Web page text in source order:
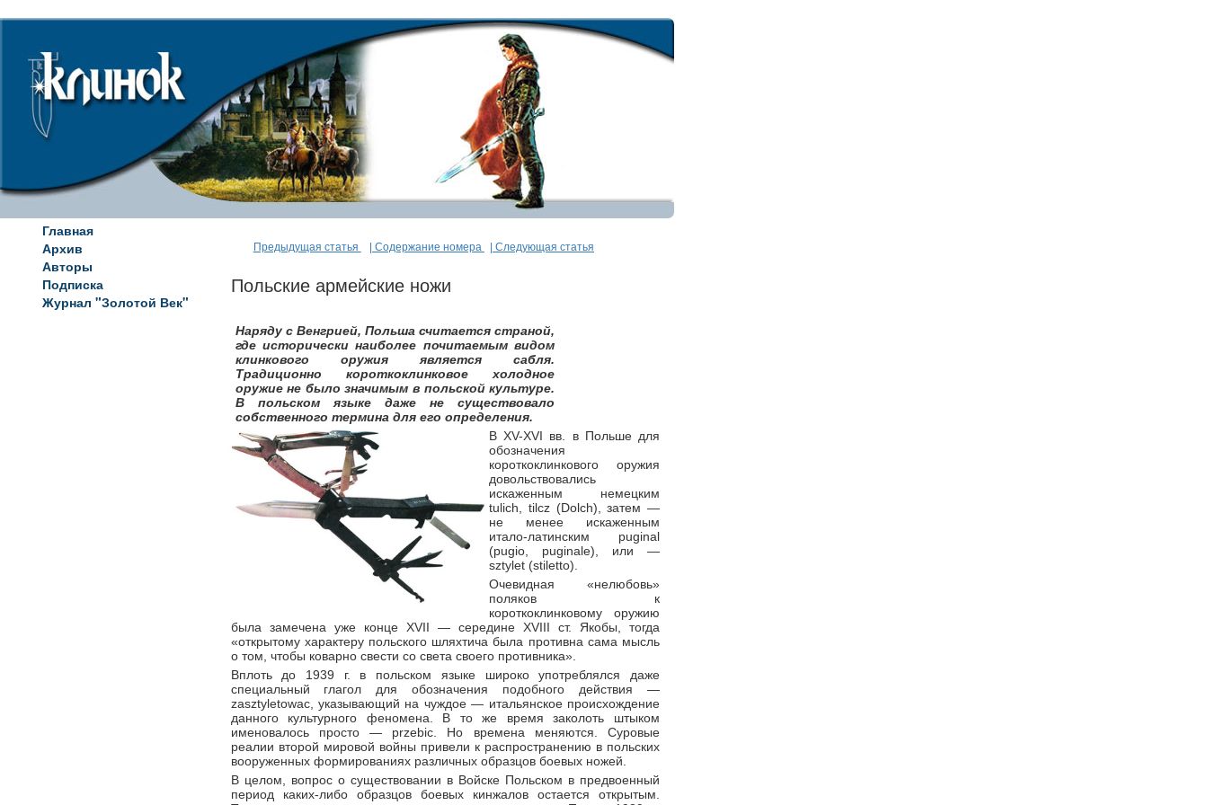
Главная
Архив
Авторы
Подписка
Журнал "Золотой Век"
Предыдущая статья | Содержание номера | Следующая статья
Польские армейские ножи
Наряду с Венгрией, Польша считается страной,
где исторически наиболее почитаемым видом
клинкового оружия является сабля.
Традиционно короткоклинковое холодное
оружие не было значимым в польской культуре.
В польском языке даже не существовало
собственного термина для его определения.
В XV-XVI вв. в Польше для
обозначения
короткоклинкового оружия
довольствовались
искаженным немецким
tulich, tilcz (Dolch), затем —
не менее искаженным
итало-латинским puginal
(pugio, puginale), или —
sztylet (stiletto).
Очевидная «нелюбовь»
поляков к
короткоклинковому оружию
была замечена уже конце XVII — середине XVIII ст. Якобы, тогда
«открытому характеру польского шляхтича была противна сама мысль
о том, чтобы коварно свести со света своего противника».
Вплоть до 1939 г. в польском языке широко употреблялся даже
специальный глагол для обозначения подобного действия —
zasztyletowac, указывающий на чуждое — итальянское происхождение
данного культурного феномена. В то же время заколоть штыком
именовалось просто — przеbic. Но времена меняются. Суровые
реалии второй мировой войны привели к распространению в польских
вооруженных формированиях различных образцов боевых ножей.
В целом, вопрос о существовании в Войске Польском в предвоенный
период каких-либо образцов боевых кинжалов остается открытым.